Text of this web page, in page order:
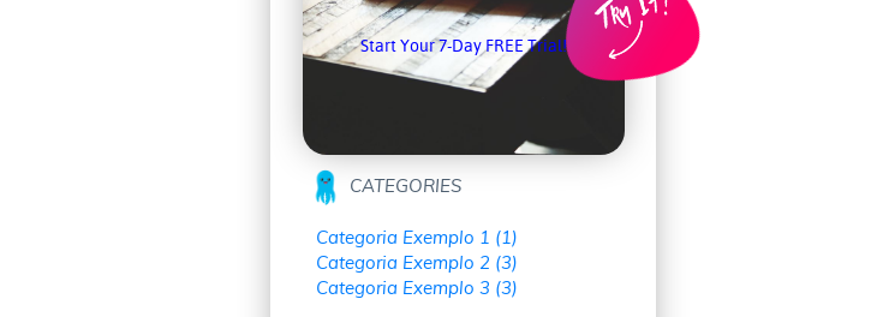
Categoria Exemplo 1 (1)
Categoria Exemplo 2 (3)
Categoria Exemplo 3 (3)
Start Your 7-Day FREE Trial!
CATEGORIES